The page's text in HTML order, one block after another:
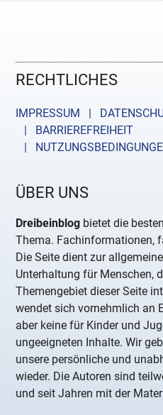
RECHTLICHES
IMPRESSUM |
| BARRIEREFREIHEIT
|
ÜBER UNS
Dreibeinblog bietet die
Thema. Fachinformationen,
Die Seite dient zur
Unterhaltung für Menschen,
Themengebiet dieser Seite
wendet sich vornehmlich an
aber keine für Kinder und
ungeeigneten Inhalte. Wir
unsere persönliche und
wieder. Die Autoren sind
und seit Jahren mit der